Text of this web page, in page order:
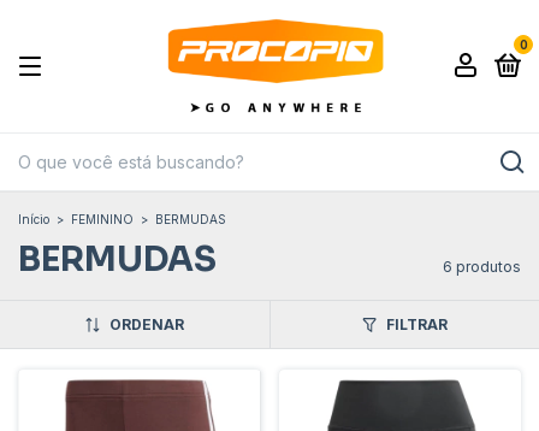
0
Início > FEMININO > BERMUDAS
BERMUDAS 6 produtos
ORDENAR FILTRAR